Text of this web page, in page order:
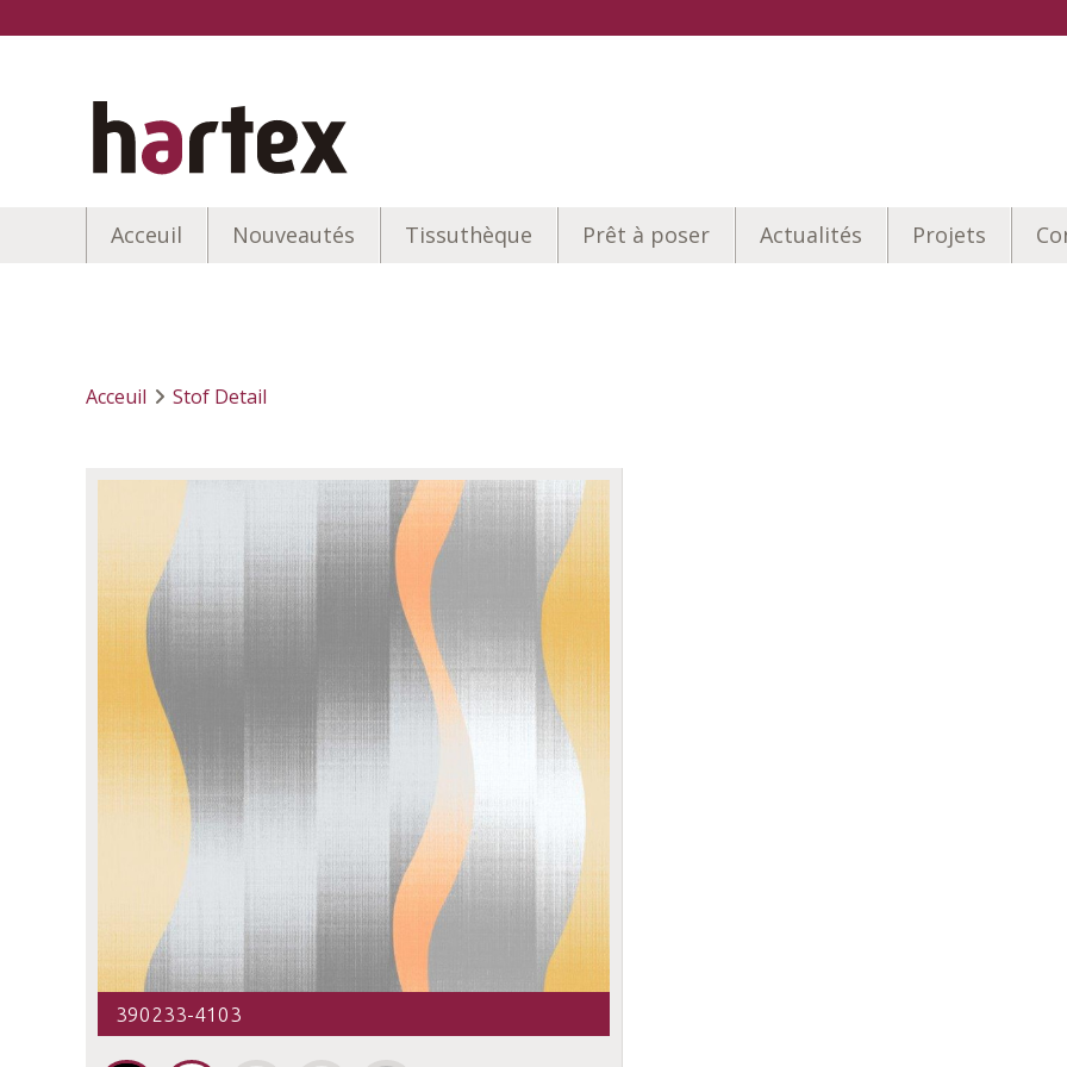
Acceuil Nouveautés Tissuthèque Prêt à poser Actualités Projets
Acceuil Stof Detail
390233-4103